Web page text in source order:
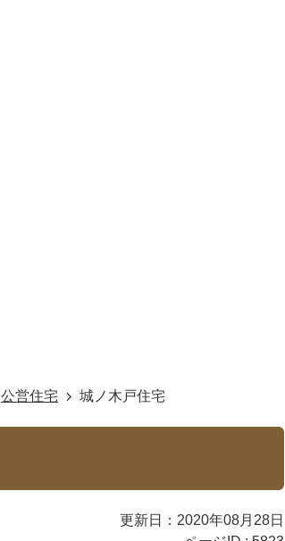
公営住宅 城ノ木戸住宅
更新日：2020年08月28日